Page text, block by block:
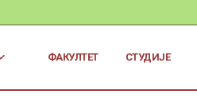
ФАКУЛТЕТ СТУДИЈЕ